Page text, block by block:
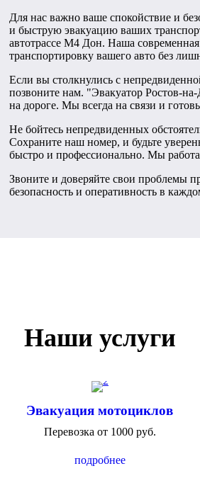
Для нас важно ваше спокойствие и
и быструю эвакуацию ваших
автотрассе М4 Дон. Наша
транспортировку вашего авто без
Если вы столкнулись с
позвоните нам. "Эвакуатор Ростов-
на дороге. Мы всегда на связи и
Не бойтесь непредвиденных
Сохраните наш номер, и будьте
быстро и профессионально. Мы
Звоните и доверяйте свои проблемы
безопасность и оперативность в
Наши услуги
Эвакуация мотоциклов
Перевозка от 1000 руб.
подробнее